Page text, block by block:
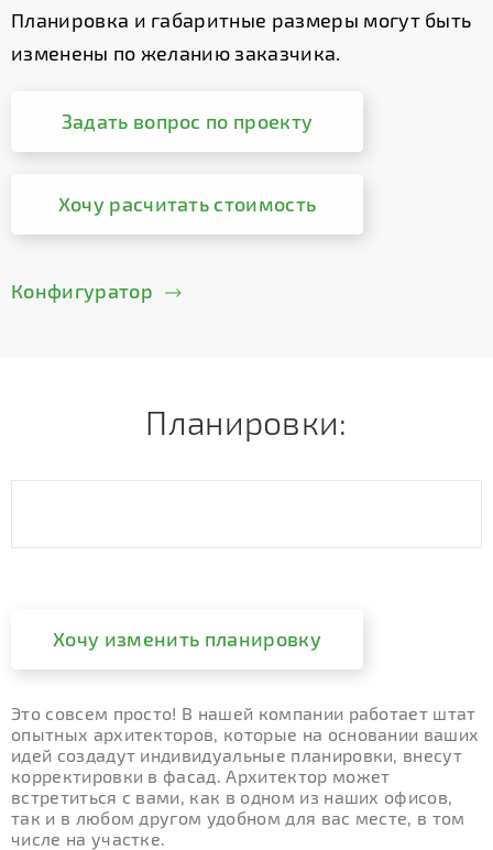
Планировка и габаритные размеры могут быть
изменены по желанию заказчика.
Задать вопрос по проекту
Хочу расчитать стоимость
Конфигуратор
Планировки:
Хочу изменить планировку
Это совсем просто! В нашей компании работает штат
опытных архитекторов, которые на основании ваших
идей создадут индивидуальные планировки, внесут
корректировки в фасад. Архитектор может
встретиться с вами, как в одном из наших офисов,
так и в любом другом удобном для вас месте, в том
числе на участке.